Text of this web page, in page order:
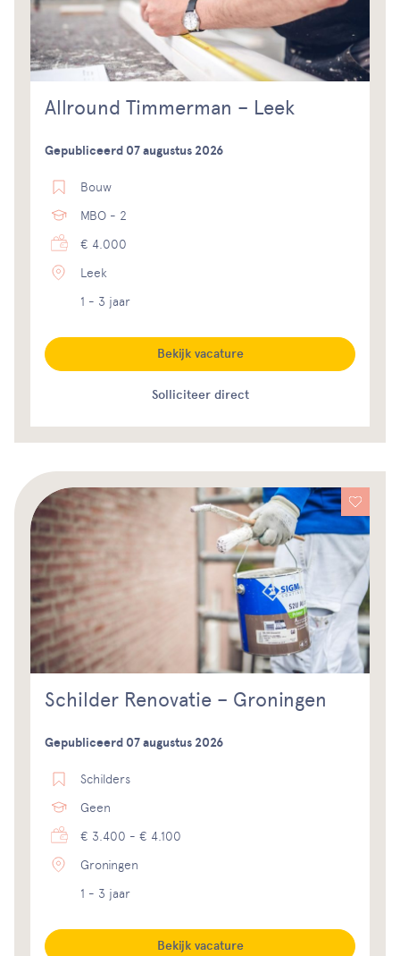
Allround Timmerman – Leek
Gepubliceerd 07 augustus 2026
Bouw
MBO - 2
€ 4.000
Leek
1 - 3 jaar
Solliciteer direct
Bekijk vacature
Schilder Renovatie – Groningen
Gepubliceerd 07 augustus 2026
Schilders
Geen
€ 3.400 - € 4.100
Groningen
1 - 3 jaar
Bekijk vacature